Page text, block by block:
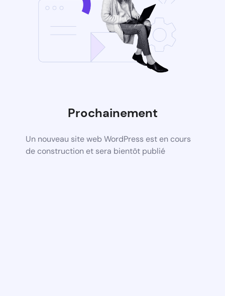
Prochainement
Un nouveau site web WordPress est en cours
de construction et sera bientôt publié